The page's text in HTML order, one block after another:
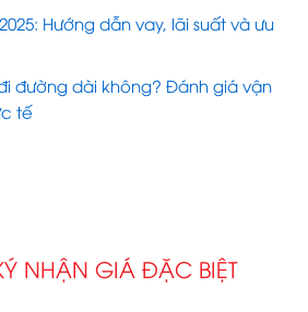
Hướng dẫn vay, lãi suất và ưu
đường dài không? Đánh giá vận
tế
NHẬN GIÁ ĐẶC BIỆT